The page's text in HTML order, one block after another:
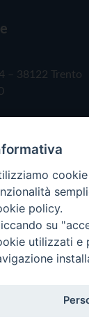
– 38122 Trento
i diritti
policy.
su
utilizzati e